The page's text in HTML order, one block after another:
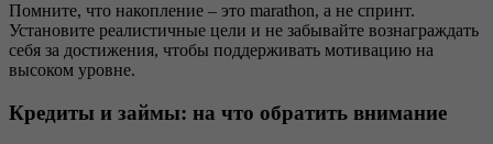
Помните, что накопление – это marathon, а не спринт.
Установите реалистичные цели и не забывайте вознаграждать
себя за достижения, чтобы поддерживать мотивацию на
высоком уровне.
Кредиты и займы: на что обратить внимание